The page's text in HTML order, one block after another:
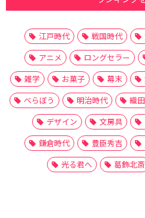
江戸時代 戦国時代
アニメ
ロングセラー
雑学
お菓子 幕末
べらぼう
明治時代 織
デザイン
文房具
鎌倉時代
豊臣秀吉
光る君へ
葛飾北斎